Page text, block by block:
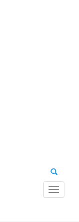
Toggle